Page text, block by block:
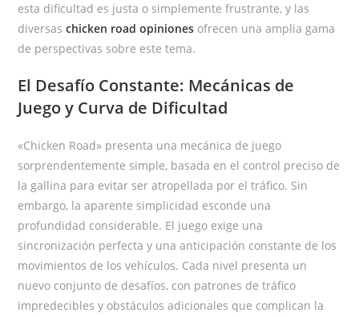
esta dificultad es justa o simplemente frustrante, y las
diversaschicken road opiniones ofrecen una amplia gama
de perspectivas sobre este tema.
El Desafío Constante: Mecánicas de
Juego y Curva de Dificultad
«Chicken Road» presenta una mecánica de juego
sorprendentemente simple, basada en el control preciso de
la gallina para evitar ser atropellada por el tráfico. Sin
embargo, la aparente simplicidad esconde una
profundidad considerable. El juego exige una
sincronización perfecta y una anticipación constante de los
movimientos de los vehículos. Cada nivel presenta un
nuevo conjunto de desafíos, con patrones de tráfico
impredecibles y obstáculos adicionales que complican la